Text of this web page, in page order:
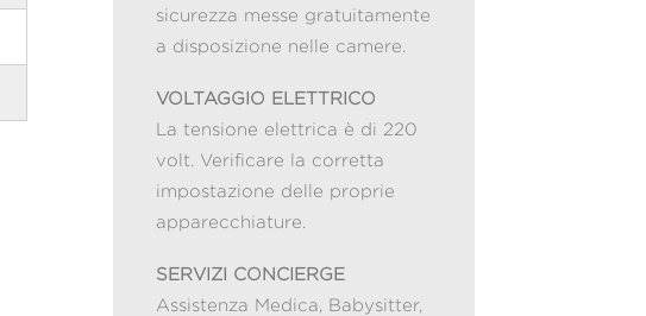
sicurezza messe gratuitamente
a disposizione nelle camere.
VOLTAGGIO ELETTRICO
La tensione elettrica è di 220
volt. Verificare la corretta
impostazione delle proprie
apparecchiature.
SERVIZI CONCIERGE
Assistenza Medica, Babysitter,